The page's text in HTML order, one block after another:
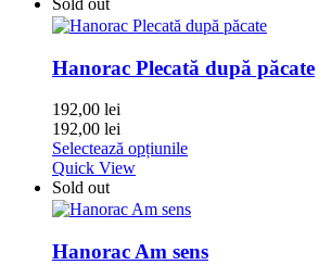
Sold out
Hanorac Plecată după păcate
192,00 lei
192,00 lei
Selectează opțiunile
Quick View
Sold out
Hanorac Am sens